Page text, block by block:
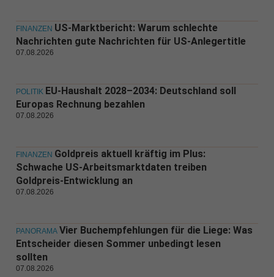
FINANZEN US-Marktbericht: Warum schlechte
Nachrichten gute Nachrichten für US-Anlegertitle
07.08.2026
POLITIK EU-Haushalt 2028–2034: Deutschland soll
Europas Rechnung bezahlen
07.08.2026
FINANZEN Goldpreis aktuell kräftig im Plus:
Schwache US-Arbeitsmarktdaten treiben
Goldpreis-Entwicklung an
07.08.2026
PANORAMA Vier Buchempfehlungen für die Liege: Was
Entscheider diesen Sommer unbedingt lesen
sollten
07.08.2026